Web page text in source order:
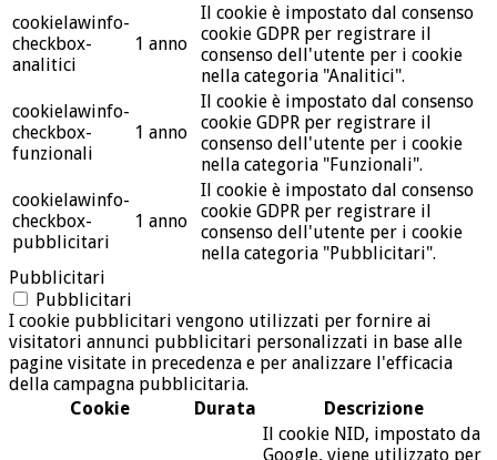
cookielawinfo-
checkbox-
analitici
1 anno
Il cookie è impostato dal consenso
cookie GDPR per registrare il
consenso dell'utente per i cookie
nella categoria "Analitici".
cookielawinfo-
checkbox-
funzionali
1 anno
Il cookie è impostato dal consenso
cookie GDPR per registrare il
consenso dell'utente per i cookie
nella categoria "Funzionali".
cookielawinfo-
checkbox-
pubblicitari
1 anno
Il cookie è impostato dal consenso
cookie GDPR per registrare il
consenso dell'utente per i cookie
nella categoria "Pubblicitari".
Pubblicitari
Pubblicitari
I cookie pubblicitari vengono utilizzati per fornire ai
visitatori annunci pubblicitari personalizzati in base alle
pagine visitate in precedenza e per analizzare l'efficacia
della campagna pubblicitaria.
Cookie
Durata Descrizione
Il cookie NID, impostato da
Google, viene utilizzato per